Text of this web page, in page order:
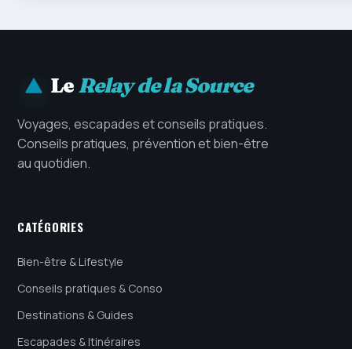
LeRelay de la Source
Voyages, escapades et conseils pratiques.
Conseils pratiques, prévention et bien-être
au quotidien.
CATÉGORIES
Bien-être & Lifestyle
Conseils pratiques & Conso
Destinations & Guides
Escapades & Itinéraires